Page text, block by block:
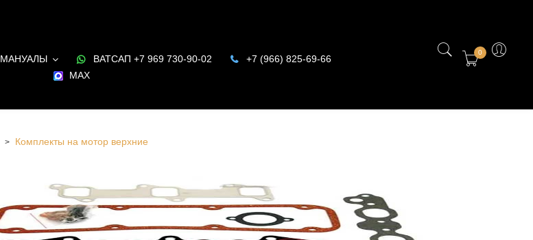
МАНУАЛЫ ВАТСАП +7 969 730-90-02
+7 (966) 825-69-66
MAX
0
Комплекты на мотор верхние